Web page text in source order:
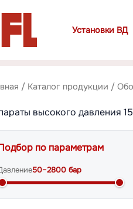
Установки ВД
/ Каталог продукции /
высокого давления
по параметрам
50–2800 бар